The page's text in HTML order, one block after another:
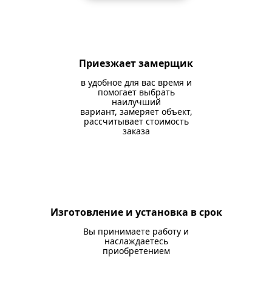
Приезжает замерщик
в удобное для вас время и
помогает выбрать
наилучший
вариант, замеряет объект,
рассчитывает стоимость
заказа
Изготовление и установка в срок
Вы принимаете работу и
наслаждаетесь
приобретением